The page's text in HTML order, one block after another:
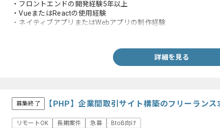
・フロントエンドの開発経験5年以上
・VueまたはReactの使用経験
・ネイティブアプリまたはWebアプリの制作経験
詳細を見る
募集終了 【PHP】企業間取引サイト構築のフリーラン
リモートOK 長期案件 急募 BtoB向け